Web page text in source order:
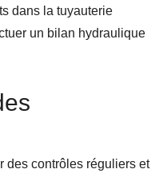
dans la tuyauterie
un bilan hydraulique
des contrôles réguliers et